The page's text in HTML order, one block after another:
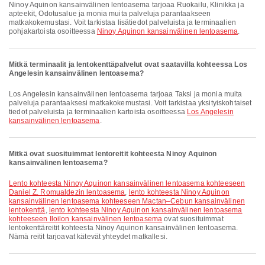
Ninoy Aquinon kansainvälinen lentoasema tarjoaa Ruokailu, Klinikka ja
apteekit, Odotusalue ja monia muita palveluja parantaakseen
matkakokemustasi. Voit tarkistaa lisätiedot palveluista ja terminaalien
pohjakartoista osoitteessa Ninoy Aquinon kansainvälinen lentoasema.
Mitkä terminaalit ja lentokenttäpalvelut ovat saatavilla kohteessa Los
Angelesin kansainvälinen lentoasema?
Los Angelesin kansainvälinen lentoasema tarjoaa Taksi ja monia muita
palveluja parantaaksesi matkakokemustasi. Voit tarkistaa yksityiskohtaiset
tiedot palveluista ja terminaalien kartoista osoitteessa Los Angelesin
kansainvälinen lentoasema.
Mitkä ovat suosituimmat lentoreitit kohteesta Ninoy Aquinon
kansainvälinen lentoasema?
lento kohteesta Ninoy Aquinon kansainvälinen lentoasema kohteeseen
Daniel Z. Romualdezin lentoasema, lento kohteesta Ninoy Aquinon
kansainvälinen lentoasema kohteeseen Mactan–Cebun kansainvälinen
lentokenttä, lento kohteesta Ninoy Aquinon kansainvälinen lentoasema
kohteeseen Iloilon kansainvälinen lentoasema ovat suosituimmat
lentokenttäreitit kohteesta Ninoy Aquinon kansainvälinen lentoasema.
Nämä reitit tarjoavat kätevät yhteydet matkallesi.